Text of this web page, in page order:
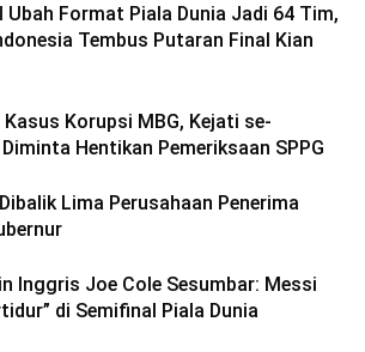
Ubah Format Piala Dunia Jadi 64 Tim,
Tembus Putaran Final Kian
Kasus Korupsi MBG, Kejati se-
Hentikan Pemeriksaan SPPG
Lima Perusahaan Penerima
Inggris Joe Cole Sesumbar: Messi
di Semifinal Piala Dunia